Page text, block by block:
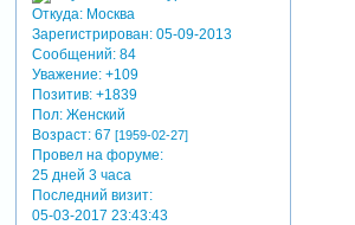
Откуда:Москва
Зарегистрирован: 05-09-2013
Сообщений:84
Уважение: +109
Позитив: +1839
Пол:Женский
Возраст:67 [1959-02-27]
Провел на форуме:
25 дней 3 часа
Последний визит:
05-03-2017 23:43:43